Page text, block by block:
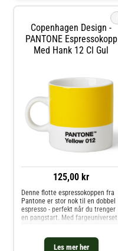
Copenhagen Design -
PANTONE Espressokopp
Med Hank 12 Cl Gul
125,00 kr
Les mer her
Denne flotte espressokoppen fra
Pantone er stor nok til en dobbel
espresso - perfekt når du trenger
en pangstart. Med fargeuniverset
favorittkoppen. Hver kopp er i